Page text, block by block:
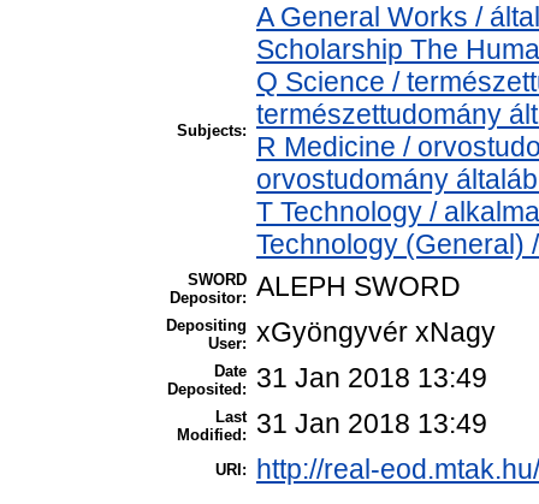
Subjects:
A General Works /
Scholarship The
Q Science /
természettudomány
R Medicine /
orvostudomány
T Technology /
Technology (General)
SWORD
Depositor: ALEPH SWORD
Depositing
User: xGyöngyvér xNagy
Date
Deposited:
31 Jan 2018 13:49
Last
Modified:
31 Jan 2018 13:49
URI: http://real-